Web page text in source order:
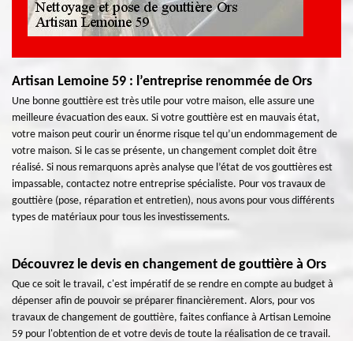
Artisan Lemoine 59 : l’entreprise renommée de Ors
Une bonne gouttière est très utile pour votre maison, elle assure une
meilleure évacuation des eaux. Si votre gouttière est en mauvais état,
votre maison peut courir un énorme risque tel qu’un endommagement de
votre maison. Si le cas se présente, un changement complet doit être
réalisé. Si nous remarquons après analyse que l’état de vos gouttières est
impassable, contactez notre entreprise spécialiste. Pour vos travaux de
gouttière (pose, réparation et entretien), nous avons pour vous différents
types de matériaux pour tous les investissements.
Découvrez le devis en changement de gouttière à Ors
Que ce soit le travail, c'est impératif de se rendre en compte au budget à
dépenser afin de pouvoir se préparer financièrement. Alors, pour vos
travaux de changement de gouttière, faites confiance à Artisan Lemoine
59 pour l'obtention de et votre devis de toute la réalisation de ce travail.